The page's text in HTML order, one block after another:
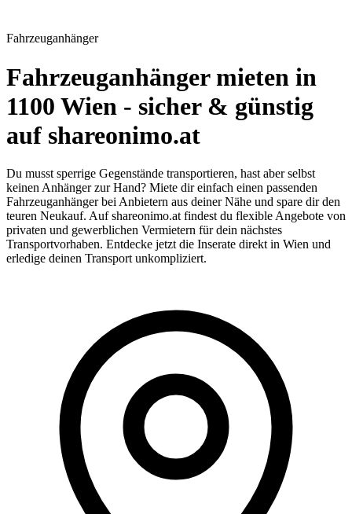
Fahrzeuganhänger
Fahrzeuganhänger mieten in
1100 Wien - sicher & günstig
auf shareonimo.at
Du musst sperrige Gegenstände transportieren, hast aber selbst
keinen Anhänger zur Hand? Miete dir einfach einen passenden
Fahrzeuganhänger bei Anbietern aus deiner Nähe und spare dir den
teuren Neukauf. Auf shareonimo.at findest du flexible Angebote von
privaten und gewerblichen Vermietern für dein nächstes
Transportvorhaben. Entdecke jetzt die Inserate direkt in Wien und
erledige deinen Transport unkompliziert.